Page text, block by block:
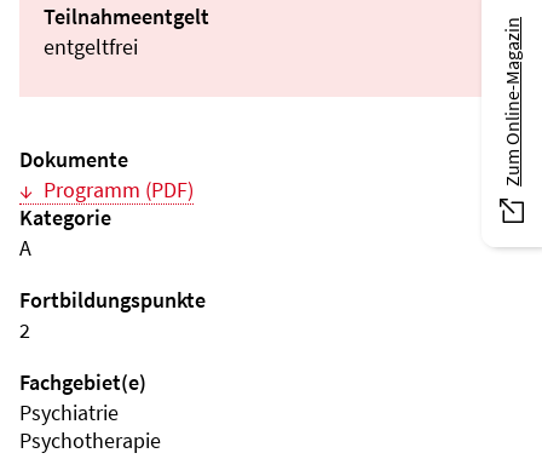
Teilnahmeentgelt
entgeltfrei
Dokumente
Programm (PDF)
Kategorie
A
Fortbildungspunkte
2
Fachgebiet(e)
Psychiatrie
Psychotherapie
Zum Online-Magazin